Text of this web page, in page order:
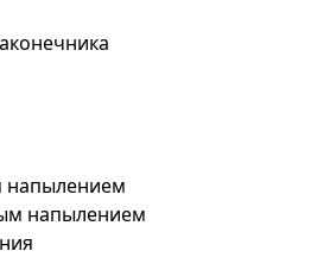
напылением